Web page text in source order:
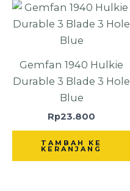
Gemfan 1940 Hulkie
Durable 3 Blade 3 Hole
Blue
Rp23.800
TAMBAH KE
KERANJANG